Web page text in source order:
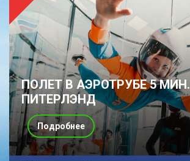
ПОЛЕТ В АЭРОТРУБЕ 5 МИН.
ПИТЕРЛЭНД
Подробнее